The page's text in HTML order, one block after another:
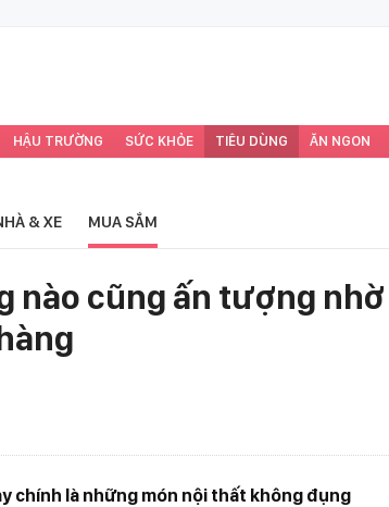
HẬU TRƯỜNG SỨC KHỎE TIÊU DÙNG ĂN NGON
& XE MUA SẮM
nào cũng ấn tượng nhờ
chính là những món nội thất không đụng